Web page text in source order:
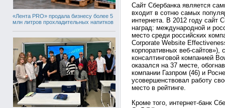
«Лента PRO» продала бизнесу более 5
млн литров прохладительных напитков
Сайт Сбербанка является
входит в сотню самых
интернета. В 2012 году сайт
наград: международной и
место среди российских
Corporate Website
корпоративных веб-сайтов»),
консалтинговой компанией
оказался на 37 месте,
компании Газпром (46) и
усовершенствовал работу
место в рейтинге.
Кроме того, интернет-банк